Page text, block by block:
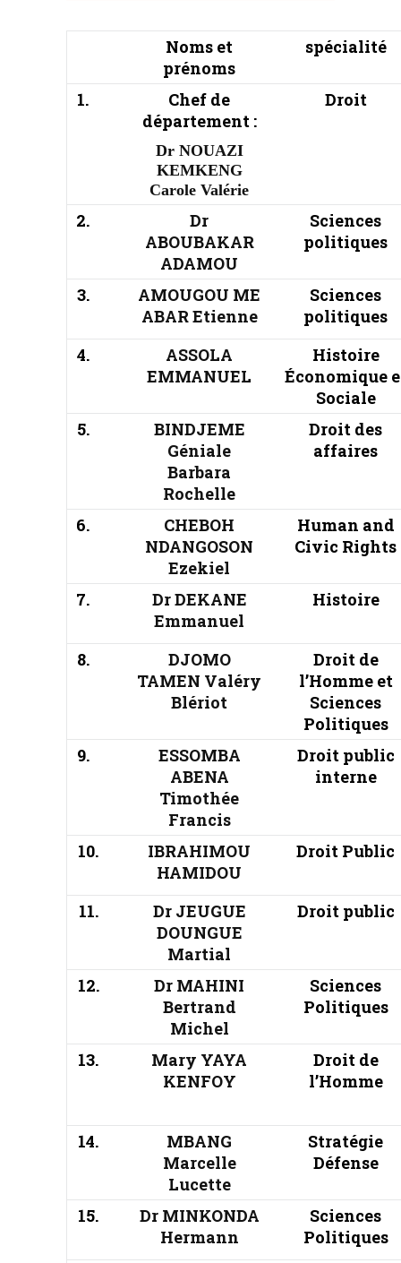
Noms et
prénoms
spécialité
1.
Chef de
département :
Dr NOUAZI
KEMKENG
Carole Valérie
Droit
2.
Dr
ABOUBAKAR
ADAMOU
Sciences
politiques
3.
AMOUGOU ME
ABAR Etienne
Sciences
politiques
4.
ASSOLA
EMMANUEL
Histoire
Économique
Sociale
5.
BINDJEME
Géniale
Barbara
Rochelle
Droit des
affaires
6.
CHEBOH
NDANGOSON
Ezekiel
Human and
Civic Rights
7.
Dr DEKANE
Emmanuel
Histoire
8.
DJOMO
TAMEN Valéry
Blériot
Droit de
l’Homme et
Sciences
Politiques
9.
ESSOMBA
ABENA
Timothée
Francis
Droit public
interne
10.
IBRAHIMOU
HAMIDOU
Droit Public
11.
Dr JEUGUE
DOUNGUE
Martial
Droit public
12.
Dr MAHINI
Bertrand
Michel
Sciences
Politiques
13.
Mary YAYA
KENFOY
Droit de
l’Homme
14.
MBANG
Marcelle
Lucette
Stratégie
Défense
15.
Dr MINKONDA
Hermann
Sciences
Politiques